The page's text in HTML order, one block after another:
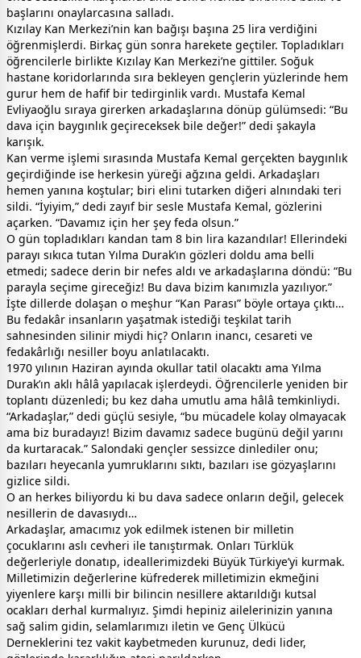
başlarını onaylarcasına salladı.
Kızılay Kan Merkezi’nin kan bağışı başına 25 lira verdiğini
öğrenmişlerdi. Birkaç gün sonra harekete geçtiler. Topladıkları
öğrencilerle birlikte Kızılay Kan Merkezi’ne gittiler. Soğuk
hastane koridorlarında sıra bekleyen gençlerin yüzlerinde hem
gurur hem de hafif bir tedirginlik vardı. Mustafa Kemal
Evliyaoğlu sıraya girerken arkadaşlarına dönüp gülümsedi: “Bu
dava için baygınlık geçireceksek bile değer!” dedi şakayla
karışık.
Kan verme işlemi sırasında Mustafa Kemal gerçekten baygınlık
geçirdiğinde ise herkesin yüreği ağzına geldi. Arkadaşları
hemen yanına koştular; biri elini tutarken diğeri alnındaki teri
sildi. “İyiyim,” dedi zayıf bir sesle Mustafa Kemal, gözlerini
açarken. “Davamız için her şey feda olsun.”
O gün topladıkları kandan tam 8 bin lira kazandılar! Ellerindeki
parayı sıkıca tutan Yılma Durak’ın gözleri doldu ama belli
etmedi; sadece derin bir nefes aldı ve arkadaşlarına döndü: “Bu
parayla seçime gireceğiz! Bu dava bizim kanımızla yazılıyor.”
İşte dillerde dolaşan o meşhur “Kan Parası” böyle ortaya çıktı…
Bu fedakâr insanların yaşatmak istediği teşkilat tarih
sahnesinden silinir miydi hiç? Onların inancı, cesareti ve
fedakârlığı nesiller boyu anlatılacaktı.
1970 yılının Haziran ayında okullar tatil olacaktı ama Yılma
Durak’ın aklı hâlâ yapılacak işlerdeydi. Öğrencilerle yeniden bir
toplantı düzenledi; bu kez daha umutlu ama hâlâ temkinliydi.
“Arkadaşlar,” dedi güçlü sesiyle, “bu mücadele kolay olmayacak
ama biz buradayız! Bizim davamız sadece bugünü değil yarını
da kurtaracak.” Salondaki gençler sessizce dinlediler onu;
bazıları heyecanla yumruklarını sıktı, bazıları ise gözyaşlarını
gizlice sildi.
O an herkes biliyordu ki bu dava sadece onların değil, gelecek
nesillerin de davasıydı…
Arkadaşlar, amacımız yok edilmek istenen bir milletin
çocuklarını aslı cevheri ile tanıştırmak. Onları Türklük
değerleriyle donatıp, ideallerimizdeki Büyük Türkiye’yi kurmak.
Milletimizin değerlerine küfrederek milletimizin ekmeğini
yiyenlere karşı milli bir bilincin nesillere aktarıldığı kutsal
ocakları derhal kurmalıyız. Şimdi hepiniz ailelerinizin yanına
sağ salim gidin, selamlarımızı iletin ve Genç Ülkücü
Derneklerini tez vakit kaybetmeden kurunuz, dedi lider,